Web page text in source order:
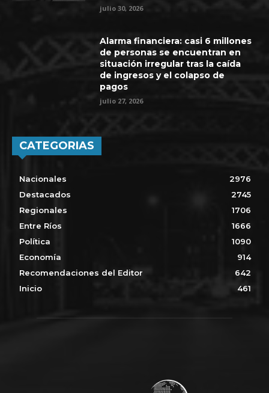
julio 30, 2026
Alarma financiera: casi 6 millones
de personas se encuentran en
situación irregular tras la caída
de ingresos y el colapso de
pagos
julio 27, 2026
CATEGORIAS
Nacionales
2976
Destacados
2745
Regionales
1706
Entre Ríos
1666
Política
1090
Economía
914
Recomendaciones del Editor
642
Inicio
461